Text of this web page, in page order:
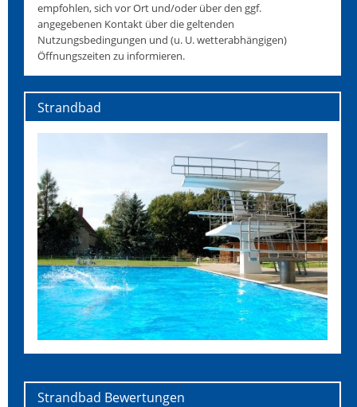
empfohlen, sich vor Ort und/oder über den ggf.
angegebenen Kontakt über die geltenden
Nutzungsbedingungen und (u. U. wetterabhängigen)
Öffnungszeiten zu informieren.
Strandbad
Strandbad Bewertungen